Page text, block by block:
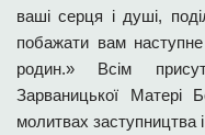
ваші серця і душі,
побажати вам
родин.» Всім
Зарваницької Матері
молитвах заступництва